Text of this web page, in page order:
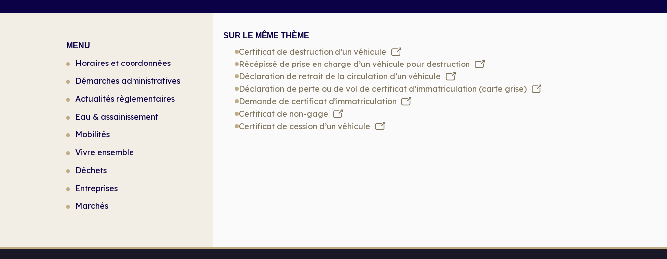
MENU
Horaires et coordonnées
Démarches administratives
Actualités règlementaires
Eau & assainissement
Mobilités
Vivre ensemble
Déchets
Entreprises
Marchés
SUR LE MÊME THÈME
Certificat de destruction d’un véhicule
Récépissé de prise en charge d’un véhicule pour destruction
Déclaration de retrait de la circulation d’un véhicule
Déclaration de perte ou de vol de certificat d’immatriculation (carte grise)
Demande de certificat d’immatriculation
Certificat de non-gage
Certificat de cession d’un véhicule